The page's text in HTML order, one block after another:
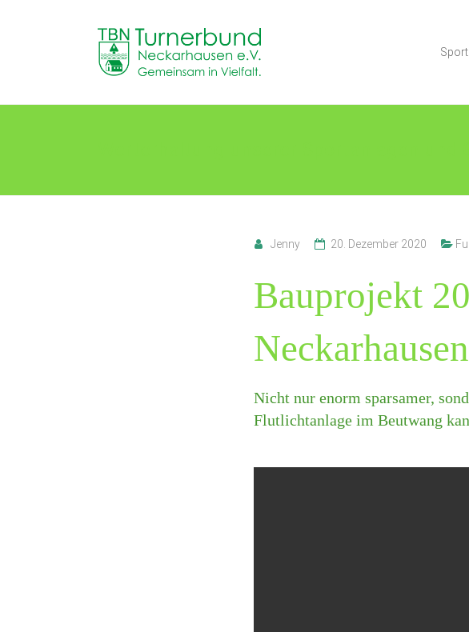
TB
Neckarhausen
in
Jenny 20. Dezember 2020
Bauprojekt
Nicht nur enorm sparsamer,
Flutlichtanlage im Beutwang